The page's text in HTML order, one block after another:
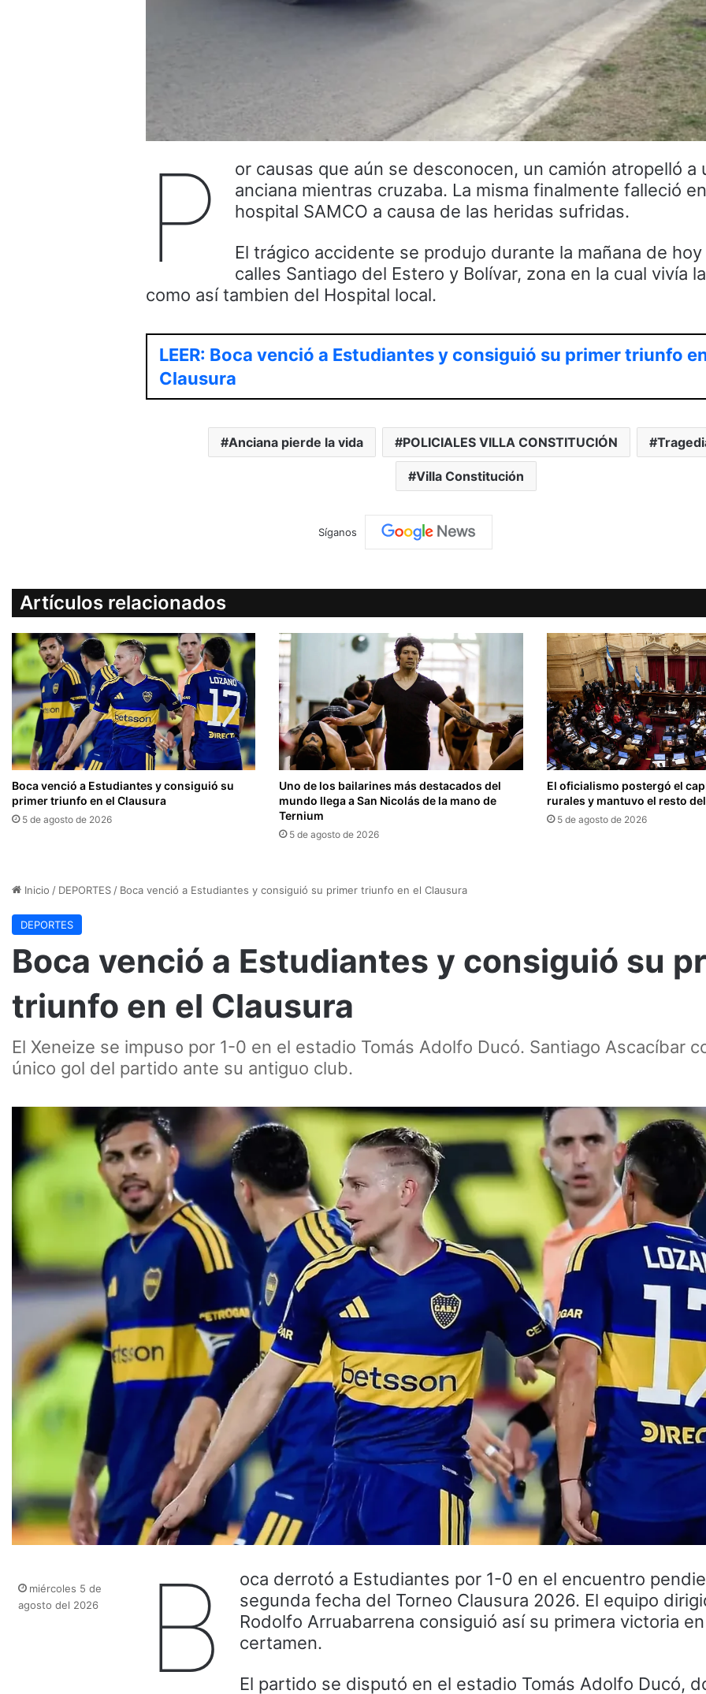
P
or causas que aún se desconocen, un camión atropelló a
anciana mientras cruzaba. La misma finalmente falleció
hospital SAMCO a causa de las heridas sufridas.
El trágico accidente se produjo durante la mañana de
calles Santiago del Estero y Bolívar, zona en la cual vivía
como así tambien del Hospital local.
LEER: Boca venció a Estudiantes y consiguió su primer triunfo
Clausura
Anciana pierde la vida POLICIALES VILLA CONSTITUCIÓN
Villa Constitución
Síganos
Artículos relacionados
Boca venció a Estudiantes y consiguió su
primer triunfo en el Clausura
5 de agosto de 2026
Uno de los bailarines más destacados del
mundo llega a San Nicolás de la mano de
Ternium
5 de agosto de 2026
El oficialismo postergó el
rurales y mantuvo el resto
5 de agosto de 2026